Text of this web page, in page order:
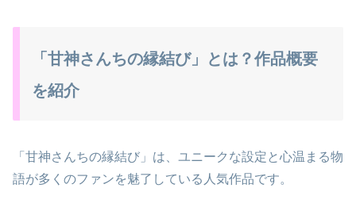
「甘神さんちの縁結び」とは？作品概要
を紹介
「甘神さんちの縁結び」は、ユニークな設定と心温まる物
語が多くのファンを魅了している人気作品です。